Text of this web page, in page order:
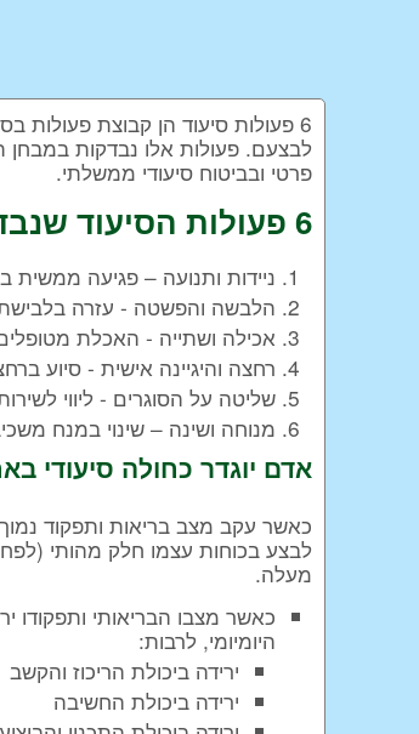
6 פעולות סיעוד הן קבוצת פעולות
פרטי ובביטוח סיעודי ממשלתי.
6 פעולות הסיעוד שנבדקות מבחן תלות:
ניידות ותנועה – פגיעה
הלבשה והפשטה - עזרה בלבישת
אכילה ושתייה - האכלת
רחצה והיגיינה אישית - סיוע
שליטה על הסוגרים - ליווי
מנוחה ושינה – שינוי במנח
אדם יוגדר כחולה סיעודי
כאשר עקב מצב בריאות ותפקוד
מעלה.
כאשר מצבו הבריאותי
היומיומי, לרבות:
ירידה ביכולת הריכוז והקשב
ירידה ביכולת החשיבה